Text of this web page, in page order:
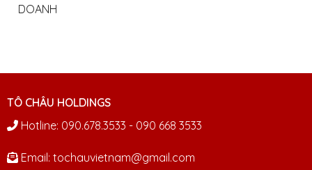
DOANH
TÔ CHÂU HOLDINGS
Hotline: 090.678.3533 - 090 668 3533
Email: tochauvietnam@gmail.com